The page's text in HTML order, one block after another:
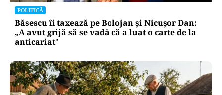
POLITICĂ
Băsescu îi taxează pe Bolojan și Nicușor Dan:
„A avut grijă să se vadă că a luat o carte de la
anticariat”